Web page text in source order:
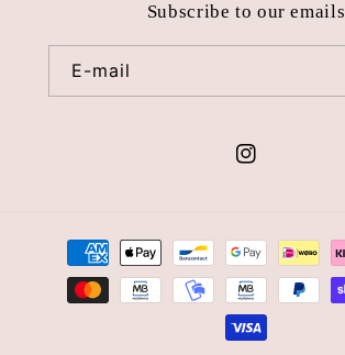
Subscribe to our emails
E-mail
Instagram
Métodos
pagamento